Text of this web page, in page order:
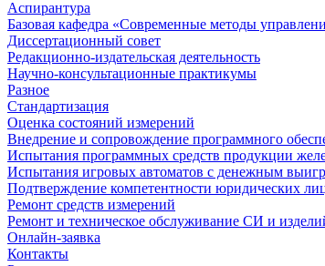
Аспирантура
Базовая кафедра «Современные методы
Диссертационный совет
Редакционно-издательская деятельность
Научно-консультационные практикумы
Разное
Стандартизация
Оценка состояний измерений
Внедрение и сопровождение программного
Испытания программных средств продукции
Испытания игровых автоматов с денежным
Подтверждение компетентности юридических
Ремонт средств измерений
Ремонт и техническое обслуживание СИ и
Онлайн-заявка
Контакты